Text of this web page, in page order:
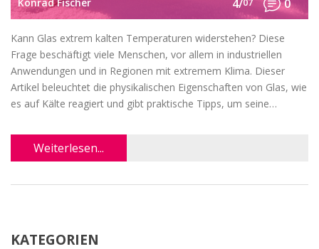
4/ 0
Kann Glas extrem kalten Temperaturen widerstehen? Diese
Frage beschäftigt viele Menschen, vor allem in industriellen
Anwendungen und in Regionen mit extremem Klima. Dieser
Artikel beleuchtet die physikalischen Eigenschaften von Glas, wie
es auf Kälte reagiert und gibt praktische Tipps, um seine
Weiterlesen...
KATEGORIEN